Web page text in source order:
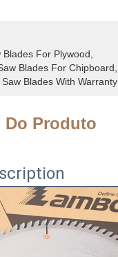
For Plywood
Blades For Chipboard
Blades With Warranty
Do Produto